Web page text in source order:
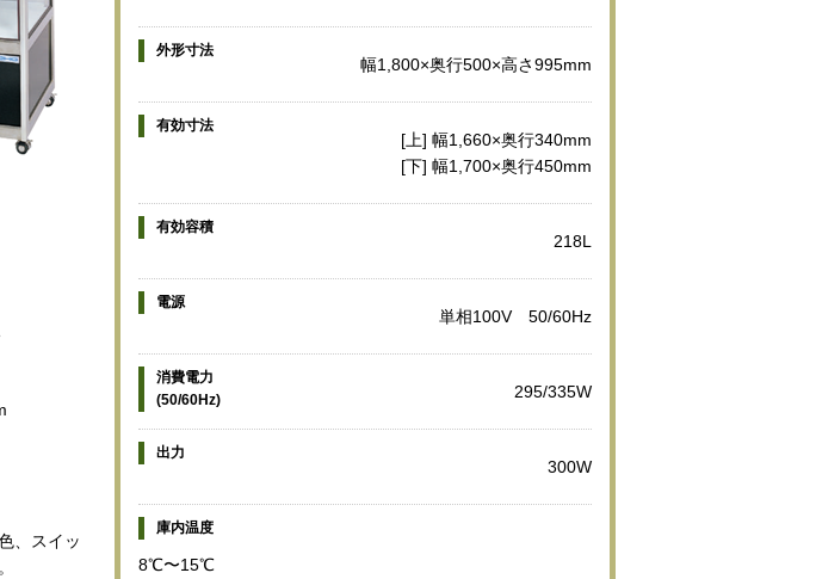
、スイッ
外形寸法
幅1,800×奥行500×高さ995mm
有効寸法
[上] 幅1,660×奥行340mm
[下] 幅1,700×奥行450mm
有効容積
218L
電源
単相100V 50/60Hz
消費電力
(50/60Hz)
295/335W
出力
300W
庫内温度
8℃〜15℃